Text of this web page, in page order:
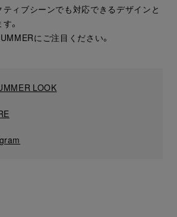
ィブシーンでも対応できるデザインと
。
にご注目ください。
LOOK